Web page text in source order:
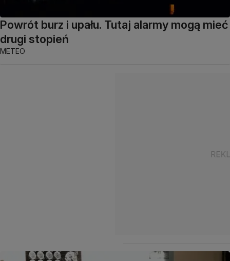
Powrót burz i upału. Tutaj alarmy mogą mieć
drugi stopień
METEO